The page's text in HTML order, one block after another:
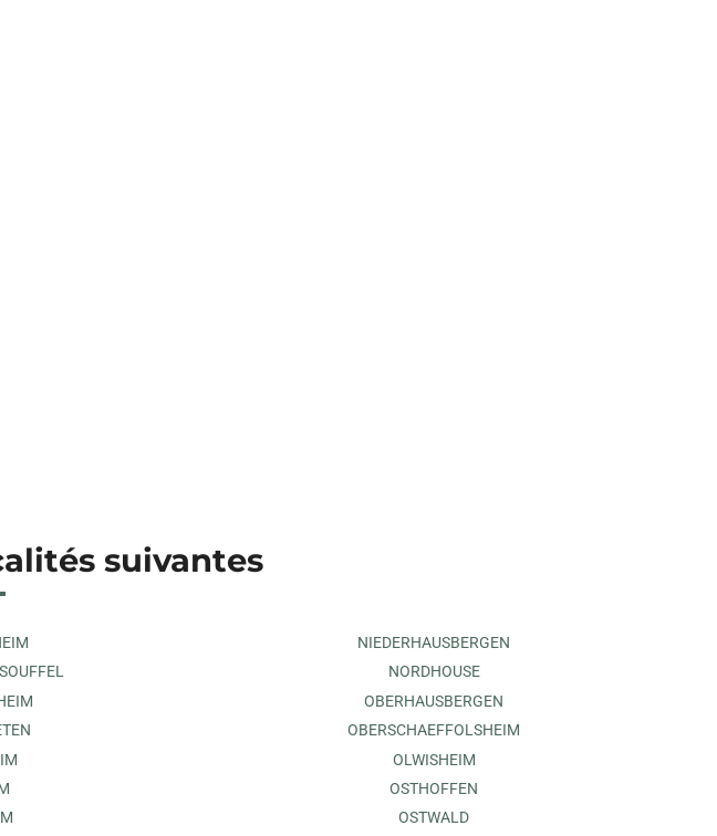
suivantes
NIEDERHAUSBERGEN
NORDHOUSE
OBERHAUSBERGEN
OBERSCHAEFFOLSHEIM
OLWISHEIM
OSTHOFFEN
OSTWALD